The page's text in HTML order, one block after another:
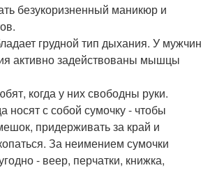
безукоризненный маникюр и
грудной тип дыхания. У мужчин
активно задействованы мышцы
когда у них свободны руки.
носят с собой сумочку - чтобы
придерживать за край и
За неимением сумочки
- веер, перчатки, книжка,